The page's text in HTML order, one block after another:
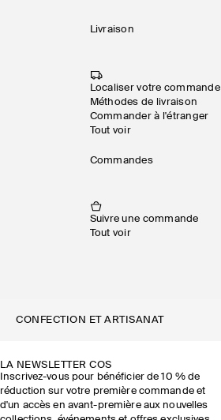
Livraison
Localiser votre commande
Méthodes de livraison
Commander à l'étranger
Tout voir
Commandes
Suivre une commande
Tout voir
CONFECTION ET ARTISANAT
LA NEWSLETTER COS
Inscrivez-vous pour bénéficier de 10 % de
réduction sur votre première commande et
d'un accès en avant-première aux nouvelles